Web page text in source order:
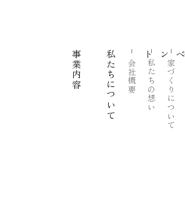
お知らせ＆イベント
家づくりについて
私たちの想い
会社概要
私たちについて
事業内容